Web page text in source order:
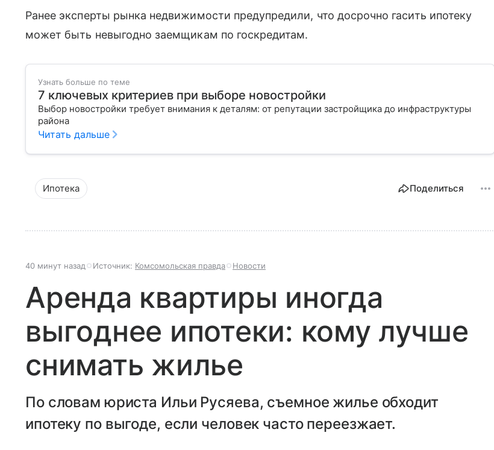
Ранее эксперты рынка недвижимости предупредили, что досрочно гасить ипотеку
может быть невыгодно заемщикам по госкредитам.
Узнать больше по теме
7 ключевых критериев при выборе новостройки
Выбор новостройки требует внимания к деталям: от репутации застройщика до инфраструктуры
района
Читать дальше
Ипотека Поделиться
40 минут назад Источник: Комсомольская правда Новости
Аренда квартиры иногда
выгоднее ипотеки: кому лучше
снимать жилье
По словам юриста Ильи Русяева, съемное жилье обходит
ипотеку по выгоде, если человек часто переезжает.